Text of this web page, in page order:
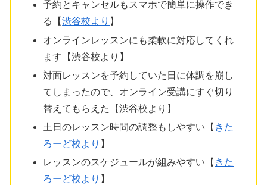
予約とキャンセルもスマホで簡単に操作でき
る【渋谷校より 】
オンラインレッスンにも柔軟に対応してくれ
ます【渋谷校より】
対面レッスンを予約していた日に体調を崩し
てしまったので、オンライン受講にすぐ切り
替えてもらえた【渋谷校より】
土日のレッスン時間の調整もしやすい【 きた
ろーど校より 】
レッスンのスケジュールが組みやすい【 きた
ろーど校より 】